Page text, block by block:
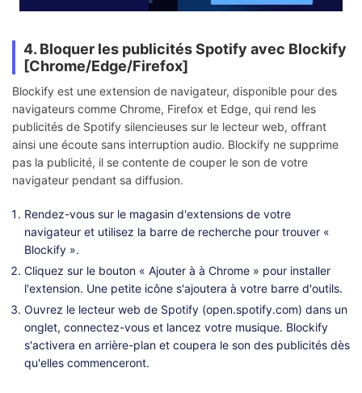
4. Bloquer les publicités Spotify avec Blockify
[Chrome/Edge/Firefox]
Blockify est une extension de navigateur, disponible pour des
navigateurs comme Chrome, Firefox et Edge, qui rend les
publicités de Spotify silencieuses sur le lecteur web, offrant
ainsi une écoute sans interruption audio. Blockify ne supprime
pas la publicité, il se contente de couper le son de votre
navigateur pendant sa diffusion.
Rendez-vous sur le magasin d'extensions de votre
navigateur et utilisez la barre de recherche pour trouver «
Blockify ».
Cliquez sur le bouton « Ajouter à à Chrome » pour installer
l'extension. Une petite icône s'ajoutera à votre barre d'outils.
Ouvrez le lecteur web de Spotify (open.spotify.com) dans un
onglet, connectez-vous et lancez votre musique. Blockify
s'activera en arrière-plan et coupera le son des publicités dès
qu'elles commenceront.